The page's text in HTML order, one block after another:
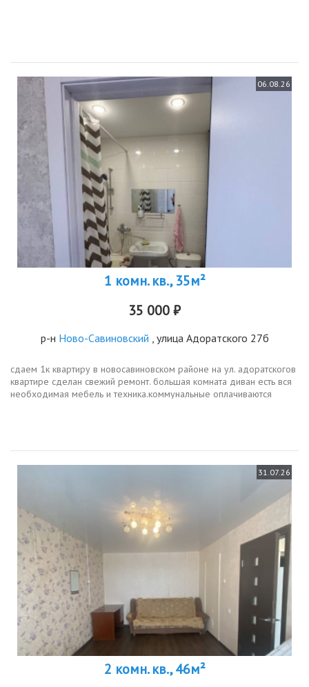
06.08.26
1 комн. кв., 35м²
35 000 ₽
р-н Ново-Савиновский , улица Адоратского 27б
сдаем 1к квартиру в новосавиновском районе на ул. адоратскогов
квартире сделан свежий ремонт. большая комната диван есть вся
необходимая мебель и техника.коммунальные оплачиваются
31.07.26
2 комн. кв., 46м²